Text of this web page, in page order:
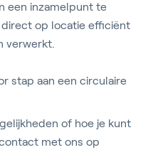
een inzamelpunt te
op locatie efficiënt
verwerkt.
stap aan een circulaire
of hoe je kunt
met ons op